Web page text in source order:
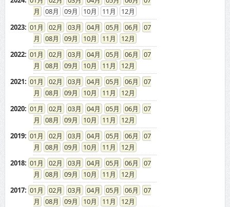
08
09 10 11
12
2023: 01 02 03 04 05 06
07
08
09 10 11
12
2022: 01 02 03 04 05 06
07
08
09 10 11
12
2021: 01 02 03 04 05 06
07
08
09 10 11
12
2020: 01 02 03 04 05 06
07
08
09 10 11
12
2019: 01 02 03 04 05 06
07
08
09 10 11
12
2018: 01 02 03 04 05 06
07
08
09 10 11
12
2017: 01 02 03 04 05 06
07
08
09 10 11
12